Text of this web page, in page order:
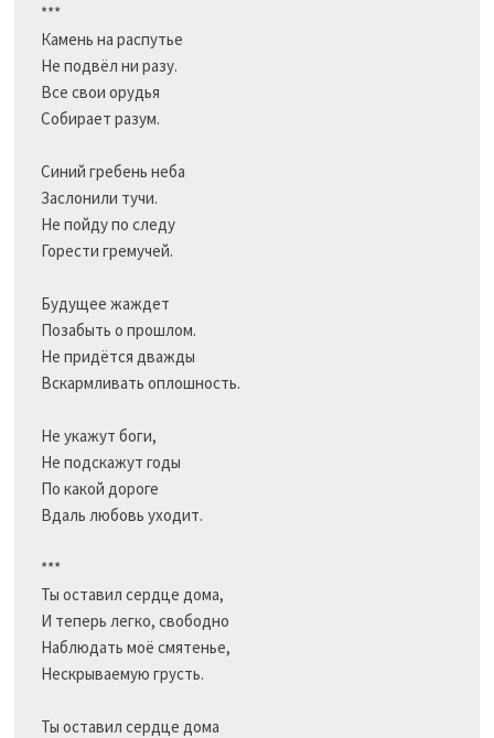
***
Камень на распутье
Не подвёл ни разу.
Все свои орудья
Собирает разум.
Синий гребень неба
Заслонили тучи.
Не пойду по следу
Горести гремучей.
Будущее жаждет
Позабыть о прошлом.
Не придётся дважды
Вскармливать оплошность.
Не укажут боги,
Не подскажут годы
По какой дороге
Вдаль любовь уходит.
***
Ты оставил сердце дома,
И теперь легко, свободно
Наблюдать моё смятенье,
Нескрываемую грусть.
Ты оставил сердце дома